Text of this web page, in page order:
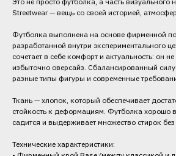
Streetwear — вещь со своей историей,
Футболка выполнена на основе фирменной
разработанной внутри экспериментального
сочетает в себе комфорт и актуальность: он
избыточно оверсайз. Сбалансированный
разные типы фигуры и современные
Ткань — хлопок, который обеспечивает
стойкость к деформациям. Футболка хорошо
садится и выдерживает множество стирок
Технические характеристики: